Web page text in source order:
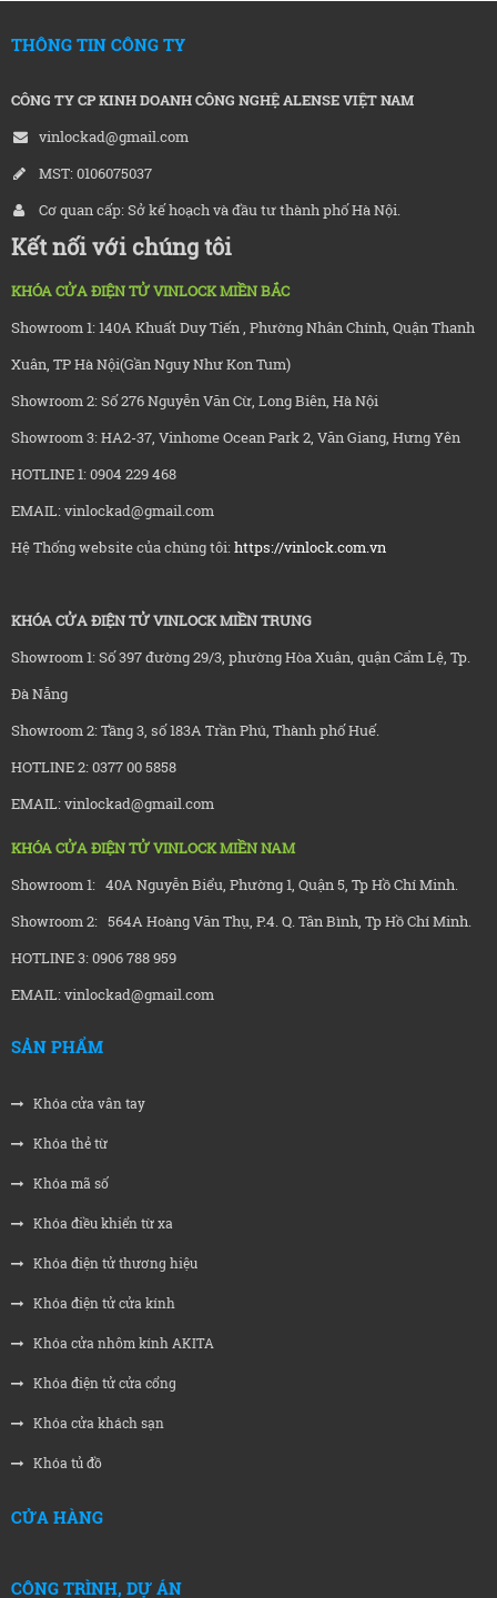
THÔNG TIN CÔNG TY
CÔNG TY CP KINH DOANH CÔNG NGHỆ ALENSE VIỆT NAM
vinlockad@gmail.com
MST: 0106075037
Cơ quan cấp: Sở kế hoạch và đầu tư thành phố Hà Nội.
Kết nối với chúng tôi
KHÓA CỬA ĐIỆN TỬ VINLOCK MIỀN BẮC
Showroom 1: 140A Khuất Duy Tiến , Phường Nhân Chính, Quận Thanh
Xuân, TP Hà Nội(Gần Nguy Như Kon Tum)
Showroom 2: Số 276 Nguyễn Văn Cừ, Long Biên, Hà Nội
Showroom 3: HA2-37, Vinhome Ocean Park 2, Văn Giang, Hưng Yên
HOTLINE 1: 0904 229 468
EMAIL: vinlockad@gmail.com
Hệ Thống website của chúng tôi:https://vinlock.com.vn
KHÓA CỬA ĐIỆN TỬ VINLOCK MIỀN TRUNG
Showroom 1: Số 397 đường 29/3, phường Hòa Xuân, quận Cẩm Lệ, Tp.
Đà Nẵng
Showroom 2: Tầng 3, số 183A Trần Phú, Thành phố Huế.
HOTLINE 2: 0377 00 5858
EMAIL: vinlockad@gmail.com
KHÓA CỬA ĐIỆN TỬ VINLOCK MIỀN NAM
Showroom 1: 40A Nguyễn Biểu, Phường 1, Quận 5, Tp Hồ Chí Minh.
Showroom 2: 564A Hoàng Văn Thụ, P.4. Q. Tân Bình, Tp Hồ Chí Minh.
HOTLINE 3: 0906 788 959
EMAIL: vinlockad@gmail.com
SẢN PHẨM
Khóa cửa vân tay
Khóa thẻ từ
Khóa mã số
Khóa điều khiển từ xa
Khóa điện tử thương hiệu
Khóa điện tử cửa kính
Khóa cửa nhôm kính AKITA
Khóa điện tử cửa cổng
Khóa cửa khách sạn
Khóa tủ đồ
CỬA HÀNG
CÔNG TRÌNH, DỰ ÁN